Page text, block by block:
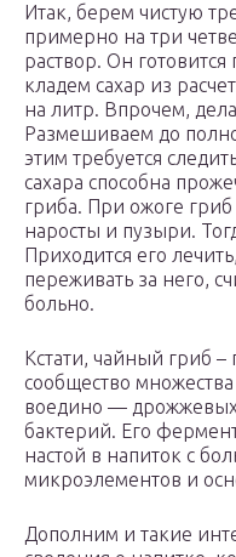
Итак, берем чистую
примерно на три
раствор. Он
кладем сахар из
на литр. Впрочем,
Размешиваем до
этим требуется
сахара способна
гриба. При ожоге гриб
наросты и пузыри.
Приходится его
переживать за него,
больно.
Кстати, чайный гриб –
сообщество
воедино — дрожжевых
бактерий. Его
настой в напиток с
микроэлементов и
Дополним и такие